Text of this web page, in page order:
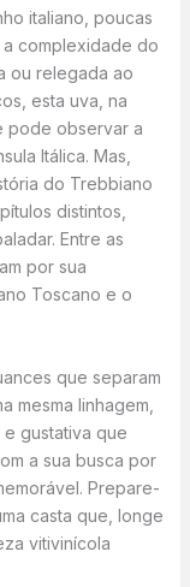
italiano, poucas
complexidade do
ou relegada ao
esta uva, na
pode observar a
Itálica. Mas,
do Trebbiano
distintos,
Entre as
por sua
Toscano e o
que separam
mesma linhagem,
gustativa que
a sua busca por
Prepare-
casta que, longe
vitivinícola